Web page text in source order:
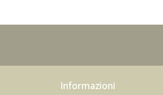
Informazioni